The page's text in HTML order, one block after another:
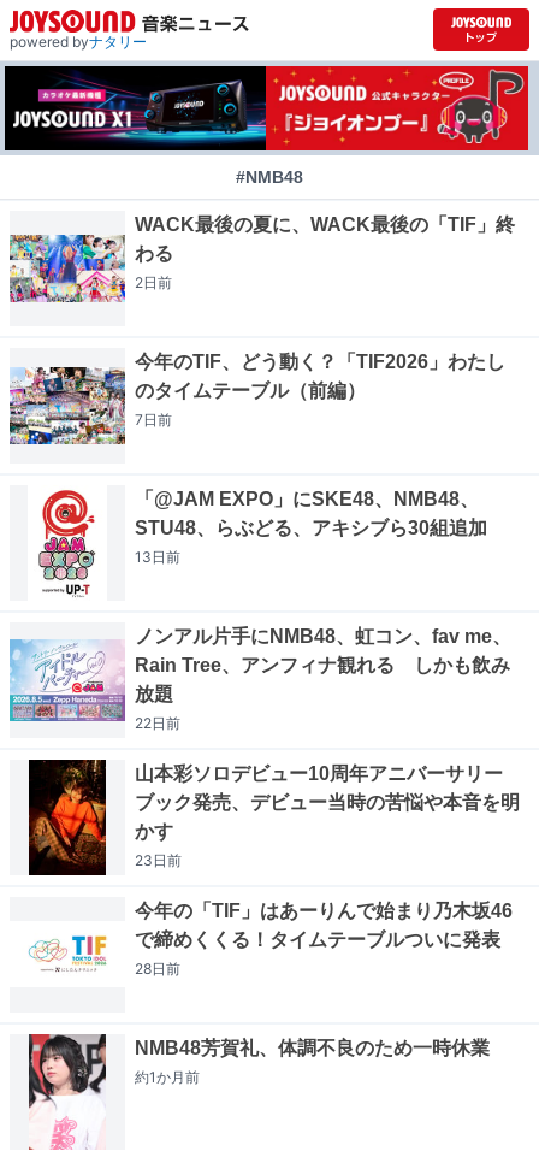
powered byナタリー
#NMB48
WACK最後の夏に、WACK最後の「TIF」終
わる
2日前
今年のTIF、どう動く？「TIF2026」わたし
のタイムテーブル（前編）
7日前
「@JAM EXPO」にSKE48、NMB48、
STU48、らぶどる、アキシブら30組追加
13日前
ノンアル片手にNMB48、虹コン、fav me、
Rain Tree、アンフィナ観れる しかも飲み
放題
22日前
山本彩ソロデビュー10周年アニバーサリー
ブック発売、デビュー当時の苦悩や本音を明
かす
23日前
今年の「TIF」はあーりんで始まり乃木坂46
で締めくくる！タイムテーブルついに発表
28日前
NMB48芳賀礼、体調不良のため一時休業
約1か月前